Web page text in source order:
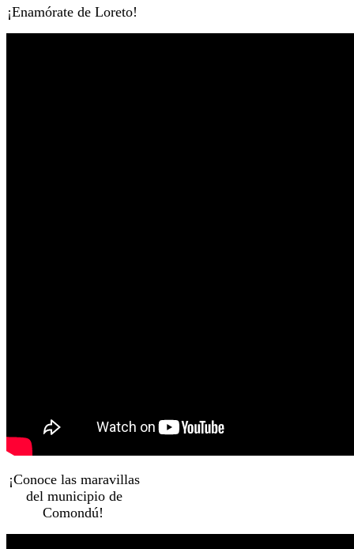
¡Enamórate de Loreto!
¡Conoce las maravillas
del municipio de
Comondú!